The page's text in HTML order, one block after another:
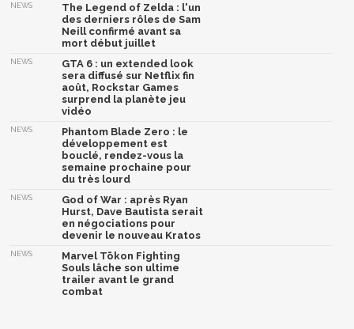
NEWS
The Legend of Zelda : l'un
des derniers rôles de Sam
Neill confirmé avant sa
mort début juillet
NEWS
GTA 6 : un extended look
sera diffusé sur Netflix fin
août, Rockstar Games
surprend la planète jeu
vidéo
NEWS
Phantom Blade Zero : le
développement est
bouclé, rendez-vous la
semaine prochaine pour
du très lourd
NEWS
God of War : après Ryan
Hurst, Dave Bautista serait
en négociations pour
devenir le nouveau Kratos
NEWS
Marvel Tōkon Fighting
Souls lâche son ultime
trailer avant le grand
combat